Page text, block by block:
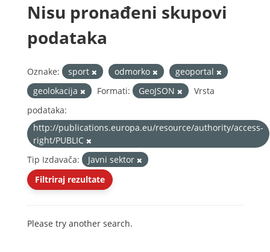
Nisu pronađeni skupovi
podataka
Oznake: sport odmorko
geoportal
geolokacija
Formati: GeoJSON
Vrsta
podataka:
http://publications.europa.eu/resource/authority/access-
right/PUBLIC
Tip Izdavača:
Javni sektor
Filtriraj rezultate
Please try another search.